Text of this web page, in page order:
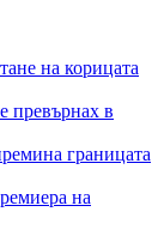
на корицата
превърнах в
границата
на